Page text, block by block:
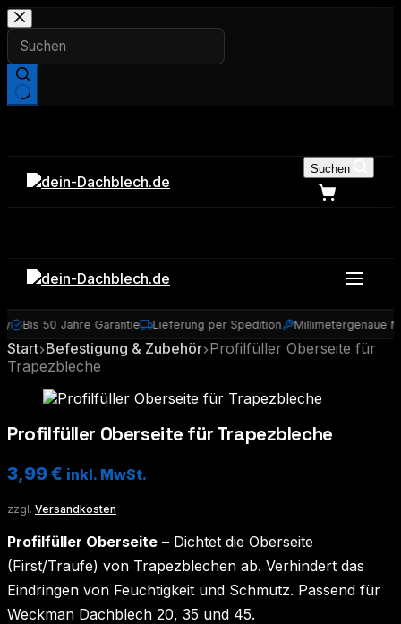
Zum
Inhalt
springen
Suchen
Bis 50 Jahre Garantie Lieferung per Spedition Millimetergenaue
Start Befestigung & Zubehör Profilfüller Oberseite für
Trapezbleche
Profilfüller Oberseite für Trapezbleche
3,99€ inkl. MwSt.
zzgl. Versandkosten
Profilfüller Oberseite – Dichtet die Oberseite
(First/Traufe) von Trapezblechen ab. Verhindert das
Eindringen von Feuchtigkeit und Schmutz. Passend für
Weckman Dachblech 20, 35 und 45.